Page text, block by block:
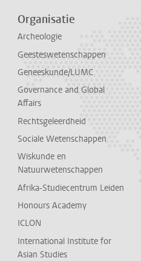
Organisatie
Archeologie
Geesteswetenschappen
Geneeskunde/LUMC
Governance and Global
Affairs
Rechtsgeleerdheid
Sociale Wetenschappen
Wiskunde en
Natuurwetenschappen
Afrika-Studiecentrum Leiden
Honours Academy
ICLON
International Institute for
Asian Studies